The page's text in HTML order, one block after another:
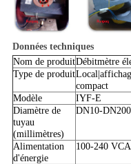
Données techniques
Nom de produitDébitmètre
Type de produit
compact
Modèle IYF-E
Diamètre de
tuyau
(millimètres)
DN10-
Alimentation
d'énergie
100-240